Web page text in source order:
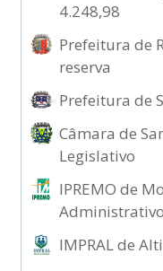
4.248,98
Prefeitura de
reserva
Prefeitura de
Câmara de
Legislativo
IPREMO de
Administrativo
IMPRAL de